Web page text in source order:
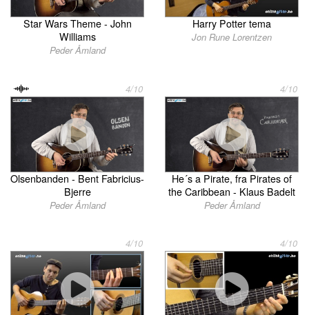
Star Wars Theme - John
Williams
Peder Åmland
Harry Potter tema
Jon Rune Lorentzen
4/10
Olsenbanden - Bent Fabricius-
Bjerre
Peder Åmland
4/10
He´s a Pirate, fra Pirates of
the Caribbean - Klaus Badelt
Peder Åmland
4/10 4/10